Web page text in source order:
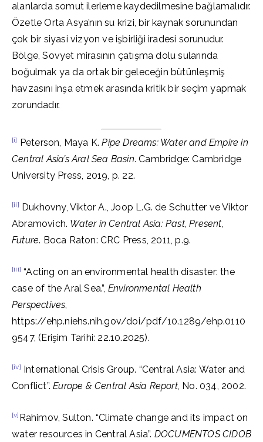
alanlarda somut ilerleme kaydedilmesine bağlamalıdır.
Özetle Orta Asya’nın su krizi, bir kaynak sorunundan
çok bir siyasi vizyon ve işbirliği iradesi sorunudur.
Bölge, Sovyet mirasının çatışma dolu sularında
boğulmak ya da ortak bir geleceğin bütünleşmiş
havzasını inşa etmek arasında kritik bir seçim yapmak
zorundadır.
[i] Peterson, Maya K.Pipe Dreams: Water and Empire in
Central Asia’s Aral Sea Basin. Cambridge: Cambridge
University Press, 2019, p. 22.
[ii] Dukhovny, Viktor A., Joop L.G. de Schutter ve Viktor
Abramovich. Water in Central Asia: Past, Present,
Future. Boca Raton: CRC Press, 2011, p.9.
[iii] “Acting on an environmental health disaster: the
case of the Aral Sea.”, Environmental Health
Perspectives,
https://ehp.niehs.nih.gov/doi/pdf/10.1289/ehp.0110
9547, (Erişim Tarihi: 22.10.2025).
[iv] International Crisis Group. “Central Asia: Water and
Conflict”.Europe & Central Asia Report, No. 034, 2002.
[v] Rahimov, Sulton. “Climate change and its impact on
water resources in Central Asia”. DOCUMENTOS CIDOB